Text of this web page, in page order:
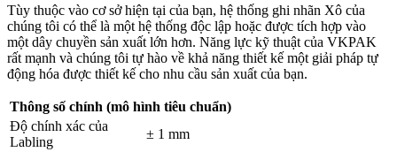
Tùy thuộc vào cơ sở hiện tại của bạn, hệ thống ghi nhãn Xô của
chúng tôi có thể là một hệ thống độc lập hoặc được tích hợp vào
một dây chuyền sản xuất lớn hơn. Năng lực kỹ thuật của VKPAK
rất mạnh và chúng tôi tự hào về khả năng thiết kế một giải pháp tự
động hóa được thiết kế cho nhu cầu sản xuất của bạn.
Thông số chính (mô hình tiêu chuẩn)
Độ chính xác của
Labling
± 1 mm